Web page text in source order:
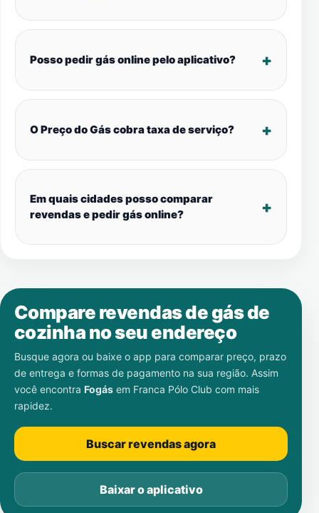
Posso pedir gás online pelo aplicativo?
O Preço do Gás cobra taxa de serviço?
Em quais cidades posso comparar
revendas e pedir gás online?
Compare revendas de gás de
cozinha no seu endereço
Busque agora ou baixe o app para comparar preço, prazo
de entrega e formas de pagamento na sua região. Assim
você encontra Fogás em Franca Pólo Club com mais
rapidez.
Buscar revendas agora
Baixar o aplicativo